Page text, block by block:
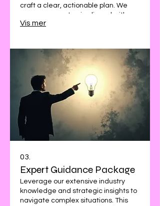
craft a clear, actionable plan. We
ensure every step is aligned with
your personal aspirations for success
Vis mer
03.
Expert Guidance Package
Leverage our extensive industry
knowledge and strategic insights to
navigate complex situations. This